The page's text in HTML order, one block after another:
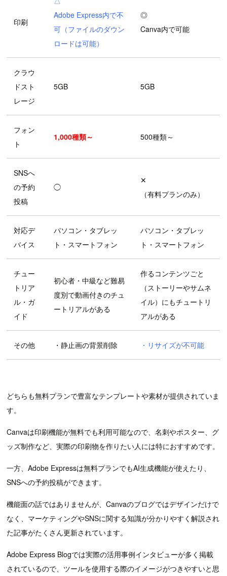
印刷
Adobe Express内で不
可（ファイルのダウン
ロードは可能）
◎
Canva内で可能
クラウ
ドスト
レージ
5GB 5GB
フォン
ト
1,000種類～ 500種類～
SNSへ
の予約
投稿
◯
✕
（有料プランのみ）
対応デ
バイス
パソコン・タブレッ
ト・スマートフォン
パソコン・タブレッ
ト・スマートフォン
チュー
トリア
ル・ガ
イド
初心者・中級など難易
度別で動画付きのチュ
ートリアルがある
作るコンテンツごと
（ストーリーやサムネ
イル）にもチュートリ
アルがある
その他 ・静止画の背景削除 ・リサイズが不可能
どちらも無料プランで豊富なテンプレートや素材が提供されていま
す。
Canvaは印刷機能が無料でも利用可能なので、名刺やポスター、グ
ッズ制作など、実際の印刷物を作りたい人には特におすすめです。
一方、Adobe Expressは無料プランでもAI生成機能が使えたり、
SNSへの予約投稿ができます。
機能面の話ではありませんが、Canvaのブログではデザインだけで
なく、マーケティングやSNSに関する知識が分かりやすく解説され
た記事がたくさん更新されています。
Adobe Express Blogでは実際の活用事例インタビューが多く掲載
されているので、ツールを使用する際のイメージがつきやすいと思